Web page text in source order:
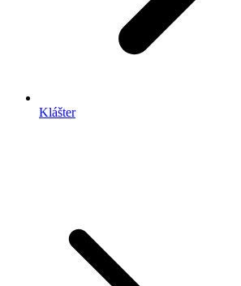
Klášter